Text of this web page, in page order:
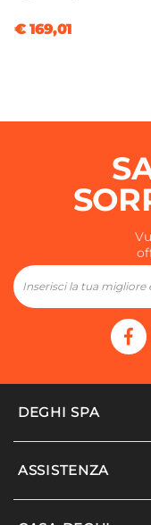
€ 169,01
DEGHI SPA
Accedi/Registrati
ASSISTENZA
Supporto